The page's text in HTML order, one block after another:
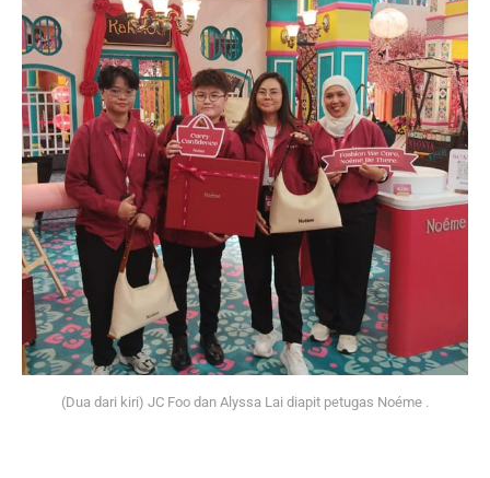
(Dua dari kiri) JC Foo dan Alyssa Lai diapit petugas Noéme .